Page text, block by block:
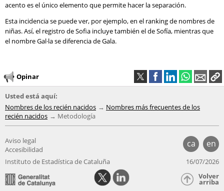
acento es el único elemento que permite hacer la separación.
Esta incidencia se puede ver, por ejemplo, en el ranking de nombres de
niñas. Así, el registro de Sofia incluye también el de Sofía, mientras que
el nombre Gal·la se diferencia de Gala.
Opinar
Usted está aquí:
Nombres de los recién nacidos
Nombres más frecuentes de los
recién nacidos
Metodología
ca en
Aviso legal
Accesibilidad
Instituto de Estadística de Cataluña
16/07/2026
Volver
arriba